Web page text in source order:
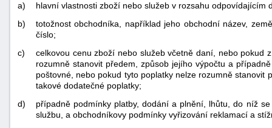
a)
hlavní vlastnosti zboží nebo služeb v rozsahu odpovídajícím
b)
totožnost obchodníka, například jeho obchodní název,
číslo;
c)
celkovou cenu zboží nebo služeb včetně daní, nebo pokud
rozumně stanovit předem, způsob jejího výpočtu a
poštovné, nebo pokud tyto poplatky nelze rozumně stanovit
takové dodatečné poplatky;
d)
případně podmínky platby, dodání a plnění, lhůtu, do níž
službu, a obchodníkovy podmínky vyřizování reklamací a